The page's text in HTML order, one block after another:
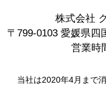
株式会社
〒799-0103 愛媛県四
営業時
当社は2020年4月まで